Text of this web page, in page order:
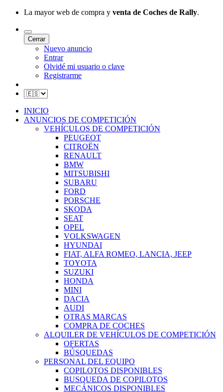
La mayor web de compra y venta de Coches de Rally.
Cerrar
Nuevo anuncio
Entrar
Olvidé mi usuario o clave
Registrarme
INICIO
ANUNCIOS DE COMPETICIÓN
VEHÍCULOS DE COMPETICIÓN
PEUGEOT
CITROËN
RENAULT
BMW
MITSUBISHI
SUBARU
FORD
PORSCHE
SKODA
SEAT
OPEL
VOLKSWAGEN
HYUNDAI
FIAT, ALFA ROMEO, LANCIA, JEEP
TOYOTA
SUZUKI
HONDA
MINI
DACIA
AUDI
OTRAS MARCAS
COMPRA DE COCHES
ALQUILER DE VEHÍCULOS DE COMPETICIÓN
OFERTAS
BÚSQUEDAS
PERSONAL DEL EQUIPO
COPILOTOS DISPONIBLES
BUSQUEDA DE COPILOTOS
MECÁNICOS DISPONIBLES